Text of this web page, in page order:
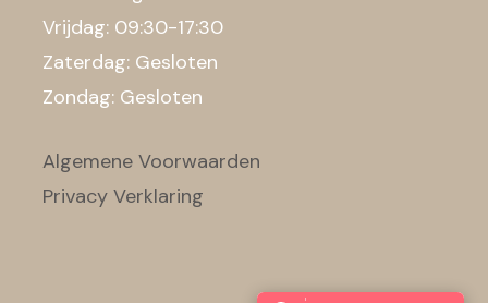
Vrijdag: 09:30-17:30
Zaterdag: Gesloten
Zondag: Gesloten
Algemene Voorwaarden
Privacy Verklaring